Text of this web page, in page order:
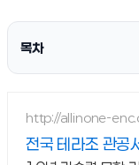
목차
http://allinone-
전국 테라조 관공